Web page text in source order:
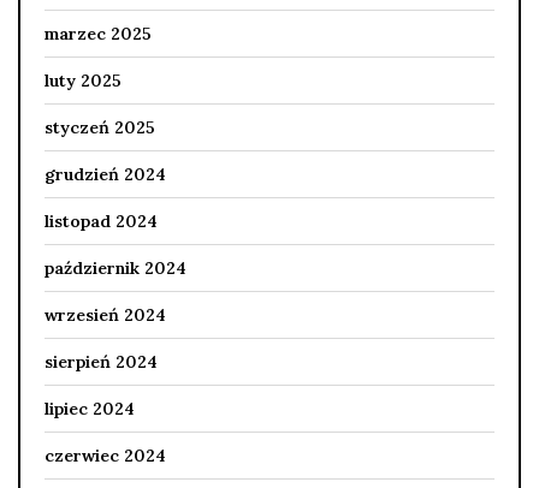
marzec 2025
luty 2025
styczeń 2025
grudzień 2024
listopad 2024
październik 2024
wrzesień 2024
sierpień 2024
lipiec 2024
czerwiec 2024